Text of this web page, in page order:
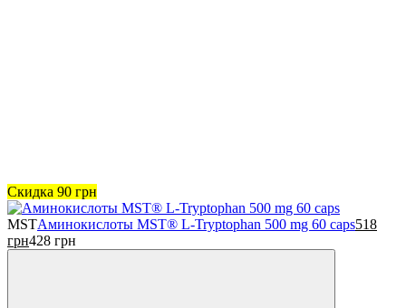
Скидка 90 грн
MSTАминокислоты MST® L-Tryptophan 500 mg 60 caps518
грн428 грн